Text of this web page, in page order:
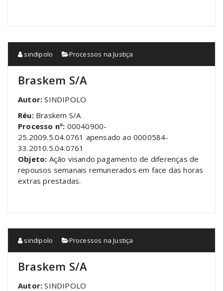
sindipolo Processos na Justiça
Braskem S/A
Autor: SINDIPOLO
Réu:Braskem S/A
Processo nº: 00040900-
25.2009.5.04.0761 apensado ao 0000584-
33.2010.5.04.0761
Objeto: Ação visando pagamento de diferenças de
repousos semanais remunerados em face das horas
extras prestadas.
sindipolo Processos na Justiça
Braskem S/A
Autor: SINDIPOLO